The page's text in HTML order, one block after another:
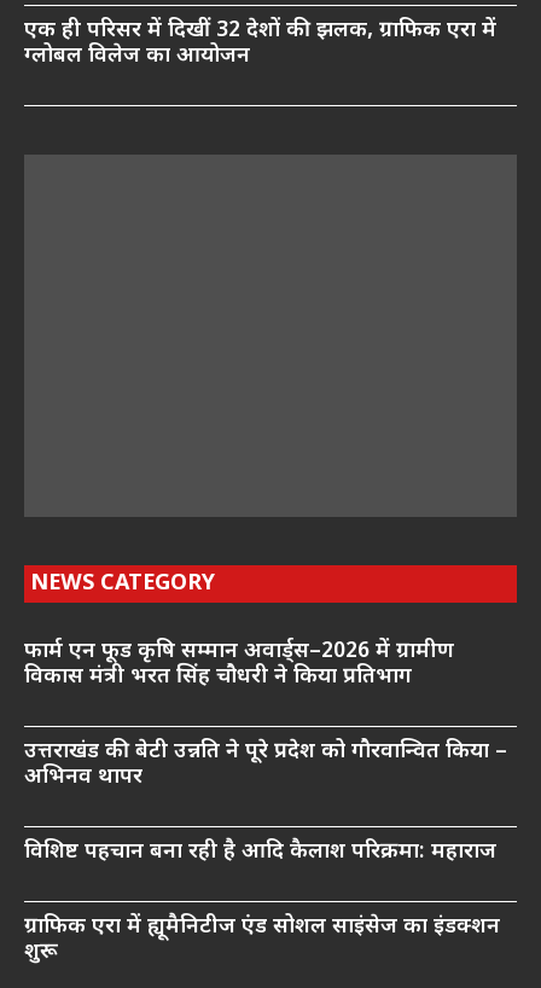
एक ही परिसर में दिखीं 32 देशों की झलक, ग्राफिक एरा में
ग्लोबल विलेज का आयोजन
NEWS CATEGORY
फार्म एन फूड कृषि सम्मान अवार्ड्स–2026 में ग्रामीण
विकास मंत्री भरत सिंह चौधरी ने किया प्रतिभाग
उत्तराखंड की बेटी उन्नति ने पूरे प्रदेश को गौरवान्वित किया –
अभिनव थापर
विशिष्ट पहचान बना रही है आदि कैलाश परिक्रमा: महाराज
ग्राफिक एरा में ह्यूमैनिटीज एंड सोशल साइंसेज का इंडक्शन
शुरू